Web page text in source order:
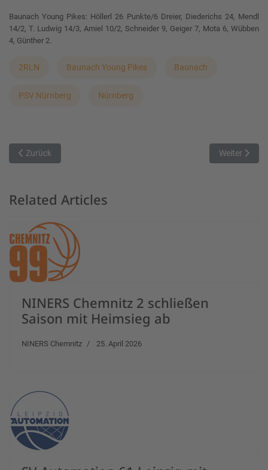
Baunach Young Pikes: Höllerl 26 Punkte/6 Dreier, Diederichs 24, Mendl
14/2, T. Ludwig 14/3, Amiel 10/2, Schneider 9, Geiger 7, Mota 6, Wübben
4, Günther 2.
2RLN Baunach Young Pikes Baunach
PSV Nürnberg Nürnberg
Vorheriger Beitrag: DJK Eggolsheim ringt den TSV Wolnzach mit
Zurück Nächster
Weiter
Related Articles
NINERS Chemnitz 2 schließen
Saison mit Heimsieg ab
NINERS Chemnitz 25. April 2026